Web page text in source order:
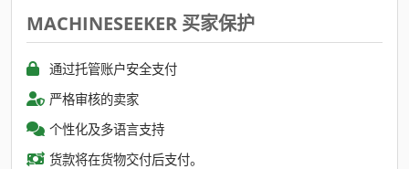
MACHINESEEKER 买家保护
通过托管账户安全支付
严格审核的卖家
个性化及多语言支持
货款将在货物交付后支付。